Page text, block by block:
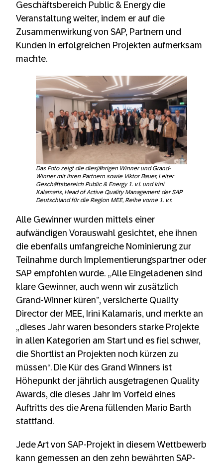
Geschäftsbereich Public & Energy die
Veranstaltung weiter, indem er auf die
Zusammenwirkung von SAP, Partnern und
Kunden in erfolgreichen Projekten aufmerksam
machte.
Das Foto zeigt die diesjährigen Winner und Grand-
Winner mit ihren Partnern sowie Viktor Bauer, Leiter
Geschäftsbereich Public & Energy 1. v.l. und Irini
Kalamaris, Head of Active Quality Management der SAP
Deutschland für die Region MEE, Reihe vorne 1. v.r.
Alle Gewinner wurden mittels einer
aufwändigen Vorauswahl gesichtet, ehe ihnen
die ebenfalls umfangreiche Nominierung zur
Teilnahme durch Implementierungspartner oder
SAP empfohlen wurde. „Alle Eingeladenen sind
klare Gewinner, auch wenn wir zusätzlich
Grand-Winner küren”, versicherte Quality
Director der MEE, Irini Kalamaris, und merkte an
„dieses Jahr waren besonders starke Projekte
in allen Kategorien am Start und es fiel schwer,
die Shortlist an Projekten noch kürzen zu
müssen“. Die Kür des Grand Winners ist
Höhepunkt der jährlich ausgetragenen Quality
Awards, die dieses Jahr im Vorfeld eines
Auftritts des die Arena füllenden Mario Barth
stattfand.
Jede Art von SAP-Projekt in diesem Wettbewerb
kann gemessen an den zehn bewährten SAP-